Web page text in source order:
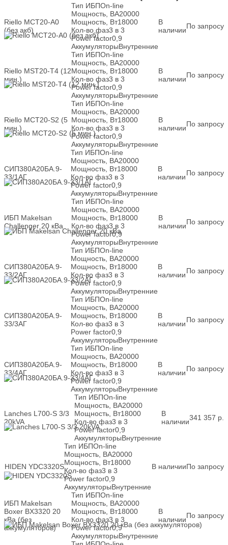
Riello MCT20-A0
(без акб)
Тип ИБПOn-line
Мощность, ВА20000
Мощность, Вт18000
Кол-во фаз3 в 3
Power factor0,9
АккумуляторыВнутренние
В
наличииПо запросу
Riello MST20-T4 (12
мин.)
Тип ИБПOn-line
Мощность, ВА20000
Мощность, Вт18000
Кол-во фаз3 в 3
Power factor0,9
АккумуляторыВнутренние
В
наличииПо запросу
Riello MCT20-S2 (5
мин.)
Тип ИБПOn-line
Мощность, ВА20000
Мощность, Вт18000
Кол-во фаз3 в 3
Power factor0,9
АккумуляторыВнутренние
В
наличииПо запросу
СИП380А20БА.9-
33/1АГ
Тип ИБПOn-line
Мощность, ВА20000
Мощность, Вт18000
Кол-во фаз3 в 3
Power factor0,9
АккумуляторыВнутренние
В
наличииПо запросу
ИБП Makelsan
Challenger 20 кВа
Тип ИБПOn-line
Мощность, ВА20000
Мощность, Вт18000
Кол-во фаз3 в 3
Power factor0,9
АккумуляторыВнутренние
В
наличииПо запросу
СИП380А20БА.9-
33/2АГ
Тип ИБПOn-line
Мощность, ВА20000
Мощность, Вт18000
Кол-во фаз3 в 3
Power factor0,9
АккумуляторыВнутренние
В
наличииПо запросу
СИП380А20БА.9-
33/3АГ
Тип ИБПOn-line
Мощность, ВА20000
Мощность, Вт18000
Кол-во фаз3 в 3
Power factor0,9
АккумуляторыВнутренние
В
наличииПо запросу
СИП380А20БА.9-
33/4АГ
Тип ИБПOn-line
Мощность, ВА20000
Мощность, Вт18000
Кол-во фаз3 в 3
Power factor0,9
АккумуляторыВнутренние
В
наличииПо запросу
Lanches L700-S 3/3
20kVA
Тип ИБПOn-line
Мощность, ВА20000
Мощность, Вт18000
Кол-во фаз3 в 3
Power factor0,9
АккумуляторыВнутренние
В
наличии341 357 р.
HIDEN YDC3320S
Тип ИБПOn-line
Мощность, ВА20000
Мощность, Вт18000
Кол-во фаз3 в 3
Power factor0,9
АккумуляторыВнутренние
В наличииПо запросу
ИБП Makelsan
Boxer BX3320 20
кВа (без
аккумуляторов)
Тип ИБПOn-line
Мощность, ВА20000
Мощность, Вт18000
Кол-во фаз3 в 3
Power factor0,9
АккумуляторыВнутренние
В
наличииПо запросу